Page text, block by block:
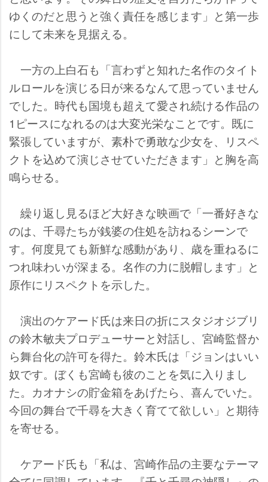
ゆくのだと思うと強く責任を感じます」と第一歩
にして未来を見据える。
一方の上白石も「言わずと知れた名作のタイト
ルロールを演じる日が来るなんて思っていません
でした。時代も国境も超えて愛され続ける作品の
1ピースになれるのは大変光栄なことです。既に
緊張していますが、素朴で勇敢な少女を、リスペ
クトを込めて演じさせていただきます」と胸を高
鳴らせる。
繰り返し見るほど大好きな映画で「一番好きな
のは、千尋たちが銭婆の住処を訪ねるシーンで
す。何度見ても新鮮な感動があり、歳を重ねるに
つれ味わいが深まる。名作の力に脱帽します」と
原作にリスペクトを示した。
演出のケアード氏は来日の折にスタジオジブリ
の鈴木敏夫プロデューサーと対話し、宮崎監督か
ら舞台化の許可を得た。鈴木氏は「ジョンはいい
奴です。ぼくも宮崎も彼のことを気に入りまし
た。カオナシの貯金箱をあげたら、喜んでいた。
今回の舞台で千尋を大きく育てて欲しい」と期待
を寄せる。
ケアード氏も「私は、宮崎作品の主要なテーマ